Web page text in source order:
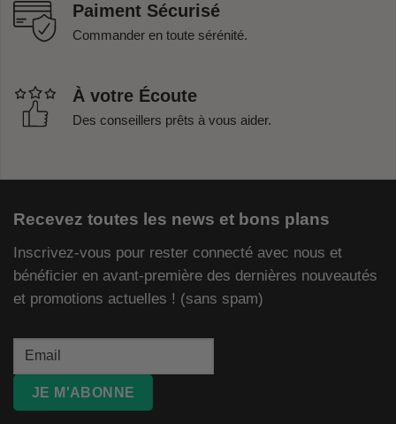
Paiment Sécurisé
Commander en toute sérénité.
À votre Écoute
Des conseillers prêts à vous aider.
Recevez toutes les news et bons plans
Inscrivez-vous pour rester connecté avec nous et
bénéficier en avant-première des dernières nouveautés
et promotions actuelles ! (sans spam)
JE M'ABONNE